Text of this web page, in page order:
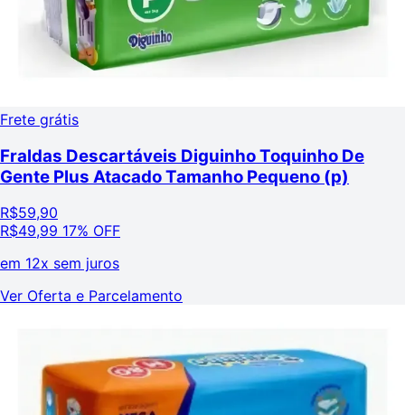
Frete grátis
Fraldas Descartáveis Diguinho Toquinho De
Gente Plus Atacado Tamanho Pequeno (p)
R$59,90
R$49,99 17% OFF
em 12x sem juros
Ver Oferta e Parcelamento